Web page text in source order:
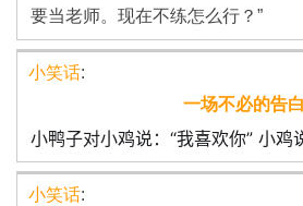
要当老师。现在不练怎么行？”
小笑话:
一场不必的告白
小鸭子对小鸡说：“我喜欢你” 小鸡
小笑话: